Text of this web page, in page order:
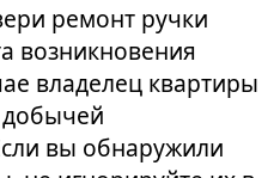
ремонт ручки
возникновения
владелец квартиры
добычей
вы обнаружили